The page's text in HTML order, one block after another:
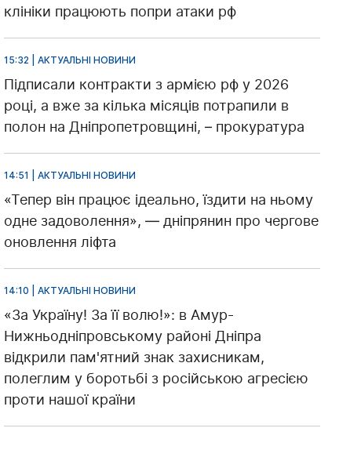
клініки працюють попри атаки рф
15:32 | АКТУАЛЬНІ НОВИНИ
Підписали контракти з армією рф у 2026
році, а вже за кілька місяців потрапили в
полон на Дніпропетровщині, – прокуратура
14:51 | АКТУАЛЬНІ НОВИНИ
«Тепер він працює ідеально, їздити на ньому
одне задоволення», — дніпрянин про чергове
оновлення ліфта
14:10 | АКТУАЛЬНІ НОВИНИ
«За Україну! За її волю!»: в Амур-
Нижньодніпровському районі Дніпра
відкрили пам'ятний знак захисникам,
полеглим у боротьбі з російською агресією
проти нашої країни